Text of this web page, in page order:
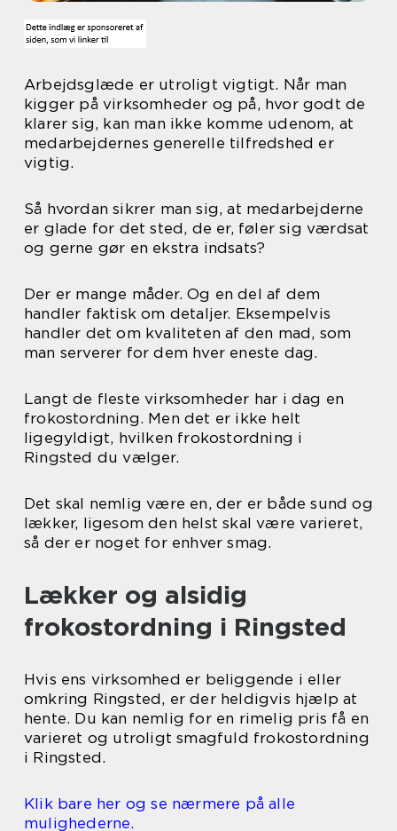
Arbejdsglæde er utroligt vigtigt. Når man
kigger på virksomheder og på, hvor godt de
klarer sig, kan man ikke komme udenom, at
medarbejdernes generelle tilfredshed er
vigtig.
Så hvordan sikrer man sig, at medarbejderne
er glade for det sted, de er, føler sig værdsat
og gerne gør en ekstra indsats?
Der er mange måder. Og en del af dem
handler faktisk om detaljer. Eksempelvis
handler det om kvaliteten af den mad, som
man serverer for dem hver eneste dag.
Langt de fleste virksomheder har i dag en
frokostordning. Men det er ikke helt
ligegyldigt, hvilken frokostordning i
Ringsted du vælger.
Det skal nemlig være en, der er både sund og
lækker, ligesom den helst skal være varieret,
så der er noget for enhver smag.
Lækker og alsidig
frokostordning i Ringsted
Hvis ens virksomhed er beliggende i eller
omkring Ringsted, er der heldigvis hjælp at
hente. Du kan nemlig for en rimelig pris få en
varieret og utroligt smagfuld frokostordning
i Ringsted.
Klik bare her og se nærmere på alle
mulighederne.